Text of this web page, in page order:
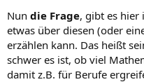
Nun die Frage, gibt es hier
etwas über diesen (oder
erzählen kann. Das heißt
schwer es ist, ob viel
damit z.B. für Berufe